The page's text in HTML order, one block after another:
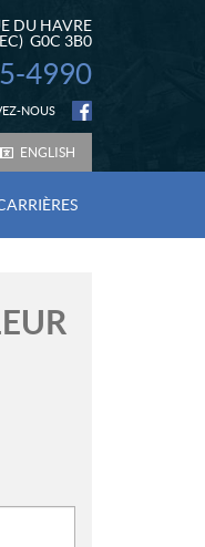
DU HAVRE
G0C 3B0
4990
NOUS
ENGLISH